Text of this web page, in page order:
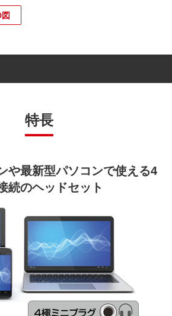
特長
や最新型パソコンで使える4
続のヘッドセット